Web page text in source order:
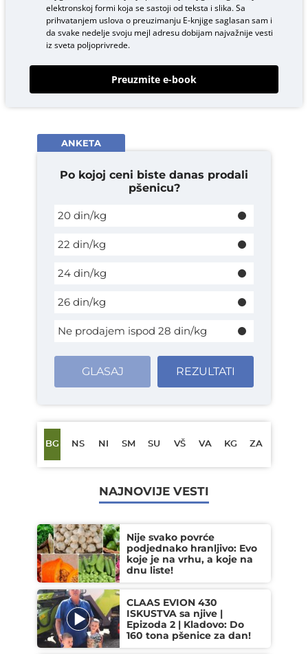
elektronskoj formi koja se sastoji od teksta i slika. Sa
prihvatanjem uslova o preuzimanju E-knjigesaglasan sam i
da svake nedelje svoju mejl adresu dobijam najvažnije vesti
iz sveta poljoprivrede.
Preuzmite e-book
ANKETA
Po kojoj ceni biste danas prodali
pšenicu?
20 din/kg
22 din/kg
24 din/kg
26 din/kg
Ne prodajem ispod 28 din/kg
GLASAJ REZULTATI
BG NS NI SM SU VŠ VA KG ZA
NAJNOVIJE VESTI
Nije svako povrće
podjednako hranljivo: Evo
koje je na vrhu, a koje na
dnu liste!
CLAAS EVION 430
ISKUSTVA sa njive |
Epizoda 2 | Kladovo: Do
160 tona pšenice za dan!